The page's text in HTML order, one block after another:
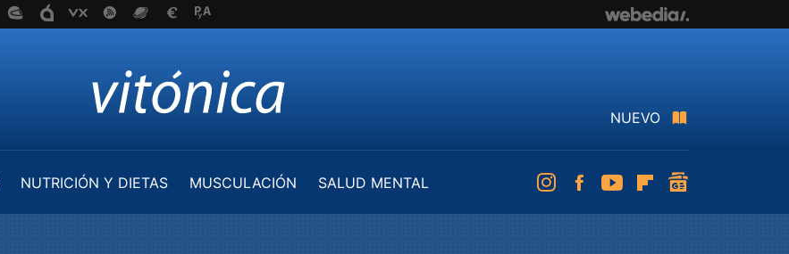
NUEVO
NUTRICIÓN Y DIETAS MUSCULACIÓN
SALUD MENTAL
InstagramFacebookYoutubeFlipboard